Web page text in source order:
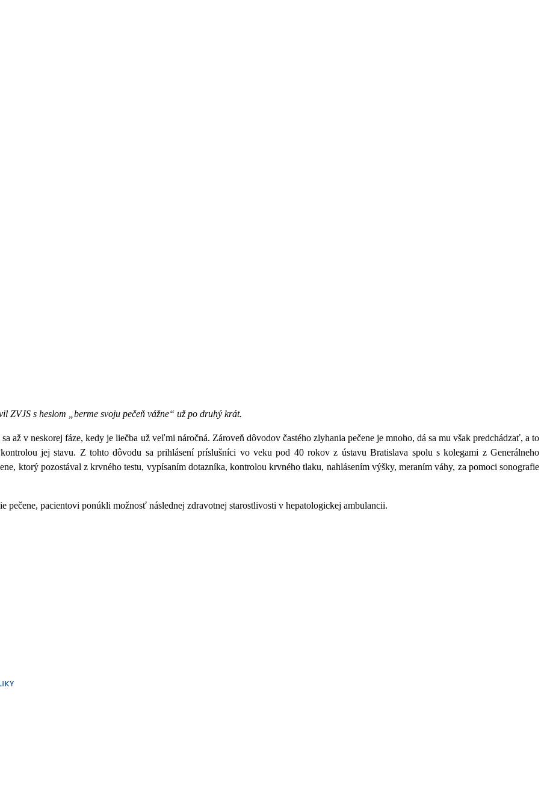
ZVJS s heslom „berme svoju pečeň vážne“ už po druhý krát.
až v neskorej fáze, kedy je liečba už veľmi náročná. Zároveň dôvodov častého zlyhania pečene je mnoho, dá sa mu však predchádzať, a to
jej stavu. Z tohto dôvodu sa prihlásení príslušníci vo veku pod 40 rokov z ústavu Bratislava spolu s kolegami z Generálneho
ktorý pozostával z krvného testu, vypísaním dotazníka, kontrolou krvného tlaku, nahlásením výšky, meraním váhy, za pomoci sonografie
pečene, pacientovi ponúkli možnosť následnej zdravotnej starostlivosti v hepatologickej ambulancii.